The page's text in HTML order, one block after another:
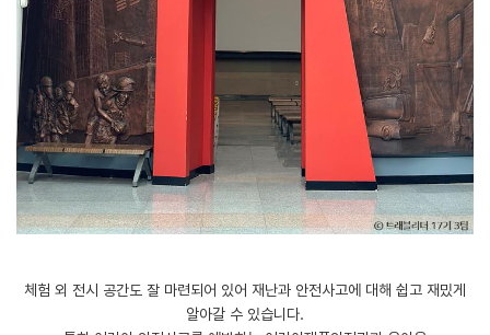
체험 외 전시 공간도 잘 마련되어 있어 재난과 안전사고에 대해 쉽고 재밌게
알아갈 수 있습니다.